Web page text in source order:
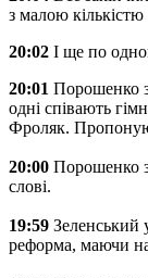
з малою кількістю
20:02 І ще по
20:01 Порошенко
одні співають
Фроляк.
20:00 Порошенко
слові.
19:59 Зеленський
реформа, маючи